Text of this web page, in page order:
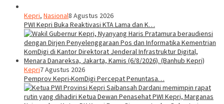
Kepri, Nasional8 Agustus 2026
PWI Kepri Buka Reaktivasi KTA Lama dan K…
Kepri7 Agustus 2026
Pemprov Kepri-KomDigi Percepat Penuntasa…